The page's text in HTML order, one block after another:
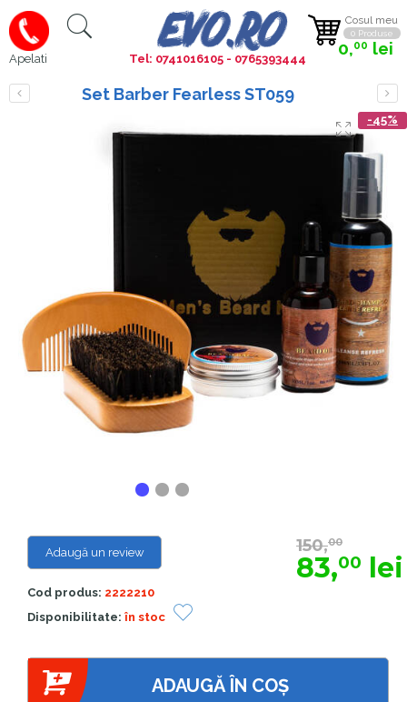
Apelati
Cosul meu
0 Produse
0,00 lei
Tel: 0741016105 - 0765393444
Set Barber Fearless ST059
-45%
Adaugă un review
Cod produs: 2222210
Disponibilitate: în stoc
150,00
83,00 lei
ADAUGĂ ÎN COȘ